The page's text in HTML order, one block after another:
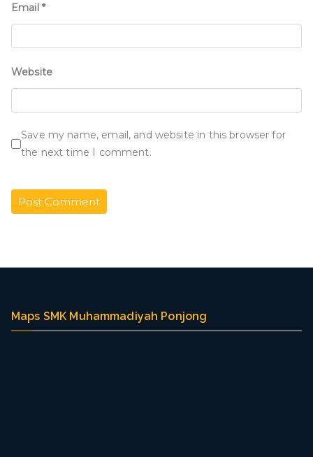
Email *
Website
Save my name, email, and website in this browser for
the next time I comment.
Maps SMK Muhammadiyah Ponjong